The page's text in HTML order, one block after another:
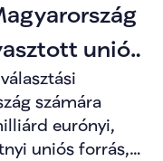
uniós
számára
eurónyi,
uniós forrás,